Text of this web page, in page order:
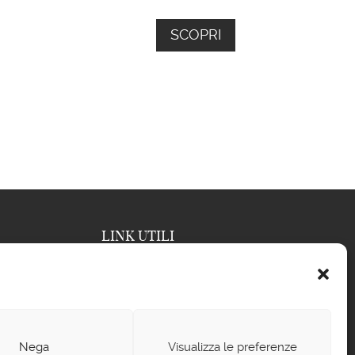
Nega Visualizza le preferenze
SCOPRI
LINK UTILI